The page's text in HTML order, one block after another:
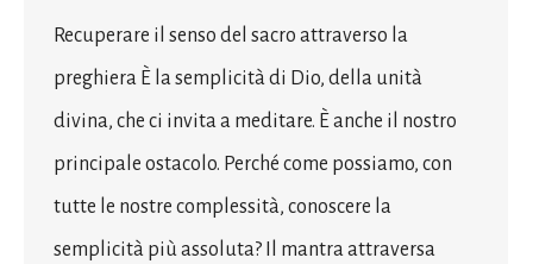
Recuperare il senso del sacro attraverso la
preghiera È la semplicità di Dio, della unità
divina, che ci invita a meditare. È anche il nostro
principale ostacolo. Perché come possiamo, con
tutte le nostre complessità, conoscere la
semplicità più assoluta? Il mantra attraversa